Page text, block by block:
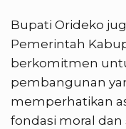
Bupati Orideko
Pemerintah
berkomitmen
pembangunan
memperhatikan
fondasi moral dan